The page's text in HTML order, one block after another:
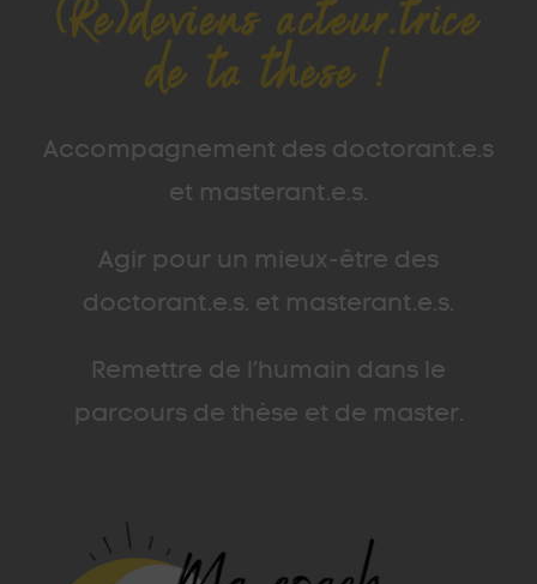
(Re)deviens acteur.trice
de ta thèse !
Accompagnement des doctorant.e.s
et masterant.e.s.
Agir pour un mieux-être des
doctorant.e.s. et masterant.e.s.
Remettre de l’humain dans le
parcours de thèse et de master.